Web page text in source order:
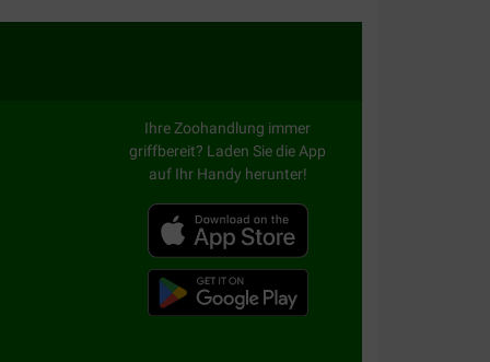
Ihre Zoohandlung immer
griffbereit? Laden Sie die App
auf Ihr Handy herunter!